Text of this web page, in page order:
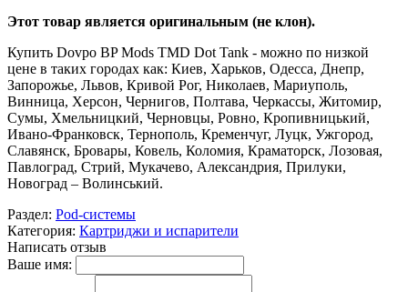
Этот товар является оригинальным (не клон).
Купить Dovpo BP Mods TMD Dot Tank - можно по низкой
цене в таких городах как: Киев, Харьков, Одесса, Днепр,
Запорожье, Львов, Кривой Рог, Николаев, Мариуполь,
Винница, Херсон, Чернигов, Полтава, Черкассы, Житомир,
Сумы, Хмельницкий, Черновцы, Ровно, Кропивницький,
Ивано-Франковск, Тернополь, Кременчуг, Луцк, Ужгород,
Славянск, Бровары, Ковель, Коломия, Краматорск, Лозовая,
Павлоград, Стрий, Мукачево, Александрия, Прилуки,
Новоград – Волинський.
Раздел: Pod-системы
Категория: Картриджи и испарители
Написать отзыв
Ваше имя: